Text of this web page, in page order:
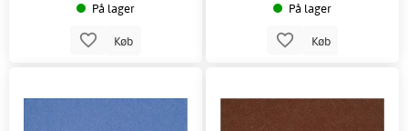
På lager
Køb
På lager
Køb